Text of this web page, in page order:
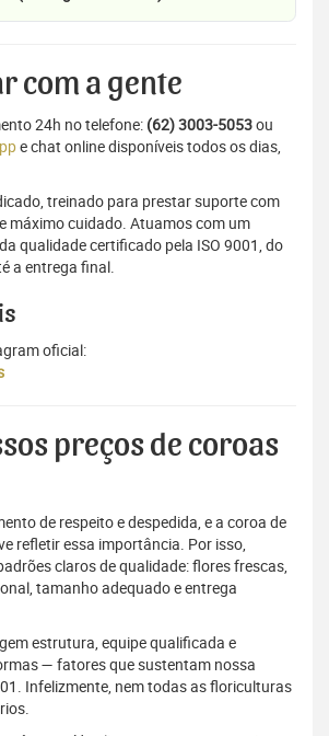
com a gente
24h no telefone: (62) 3003-5053ou
e chat online disponíveis todos os dias,
treinado para prestar suporte com
máximo cuidado. Atuamos com um
qualidade certificado pela ISO 9001, do
a entrega final.
oficial:
preços de coroas
de respeito e despedida, e a coroa de
refletir essa importância. Por isso,
claros de qualidade: flores frescas,
tamanho adequado e entrega
estrutura, equipe qualificada e
— fatores que sustentam nossa
Infelizmente, nem todas as floriculturas